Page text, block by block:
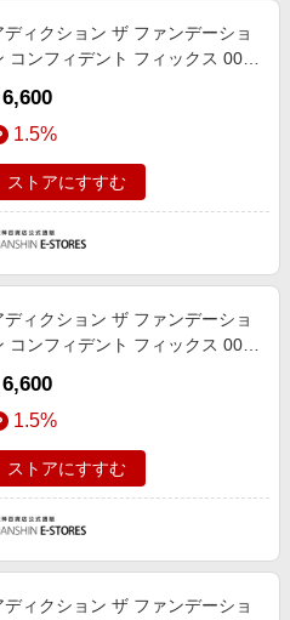
ディクション ザ ファンデーショ
コンフィデント フィックス 000
6,600
1.5%
ストアにすすむ
ディクション ザ ファンデーショ
コンフィデント フィックス 004
6,600
1.5%
ストアにすすむ
ディクション ザ ファンデーショ